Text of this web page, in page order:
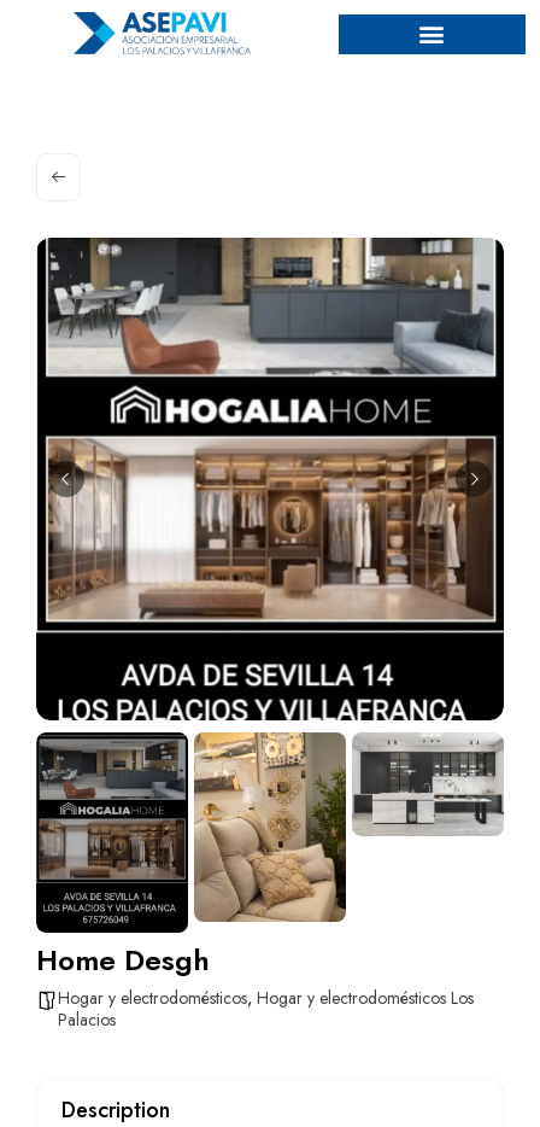
Home Desgh
Hogar y electrodomésticos, Hogar y electrodomésticos Los
Palacios
Description